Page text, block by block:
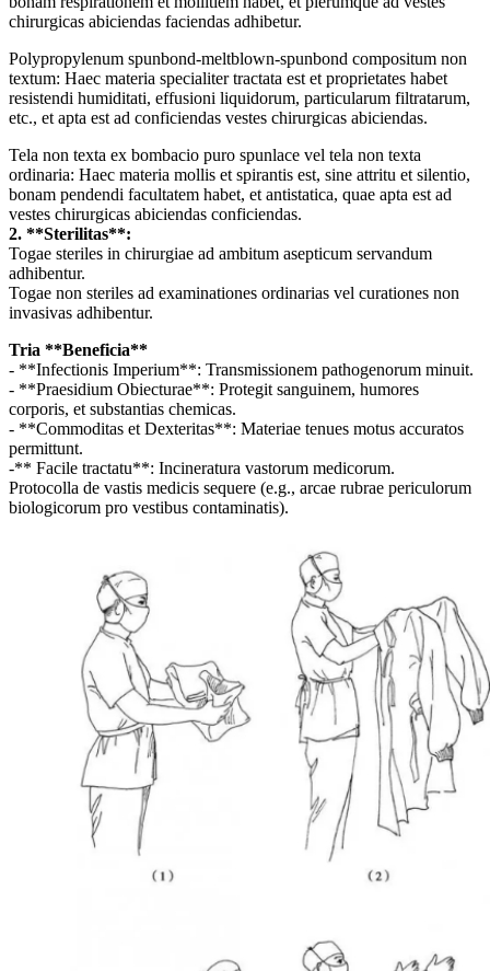
chirurgicas abiciendas faciendas adhibetur.
Polypropylenum spunbond-meltblown-spunbond compositum non
textum: Haec materia specialiter tractata est et proprietates habet
resistendi humiditati, effusioni liquidorum, particularum filtratarum,
etc., et apta est ad conficiendas vestes chirurgicas abiciendas.
Tela non texta ex bombacio puro spunlace vel tela non texta
ordinaria: Haec materia mollis et spirantis est, sine attritu et silentio,
bonam pendendi facultatem habet, et antistatica, quae apta est ad
vestes chirurgicas abiciendas conficiendas.
2. **Sterilitas**:
Togae steriles in chirurgiae ad ambitum asepticum servandum
adhibentur.
Togae non steriles ad examinationes ordinarias vel curationes non
invasivas adhibentur.
Tria **Beneficia**
- **Infectionis Imperium**: Transmissionem pathogenorum minuit.
- **Praesidium Obiecturae**: Protegit sanguinem, humores
corporis, et substantias chemicas.
- **Commoditas et Dexteritas**: Materiae tenues motus accuratos
permittunt.
-** Facile tractatu**: Incineratura vastorum medicorum.
Protocolla de vastis medicis sequere (e.g., arcae rubrae periculorum
biologicorum pro vestibus contaminatis).